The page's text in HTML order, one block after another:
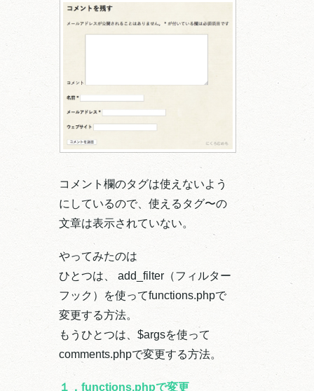
コメント欄のタグは使えないよう
にしているので、使えるタグ〜の
文章は表示されていない。
やってみたのは
ひとつは、 add_filter（フィルター
フック）を使ってfunctions.phpで
変更する方法。
もうひとつは、$argsを使って
comments.phpで変更する方法。
１．functions.phpで変更